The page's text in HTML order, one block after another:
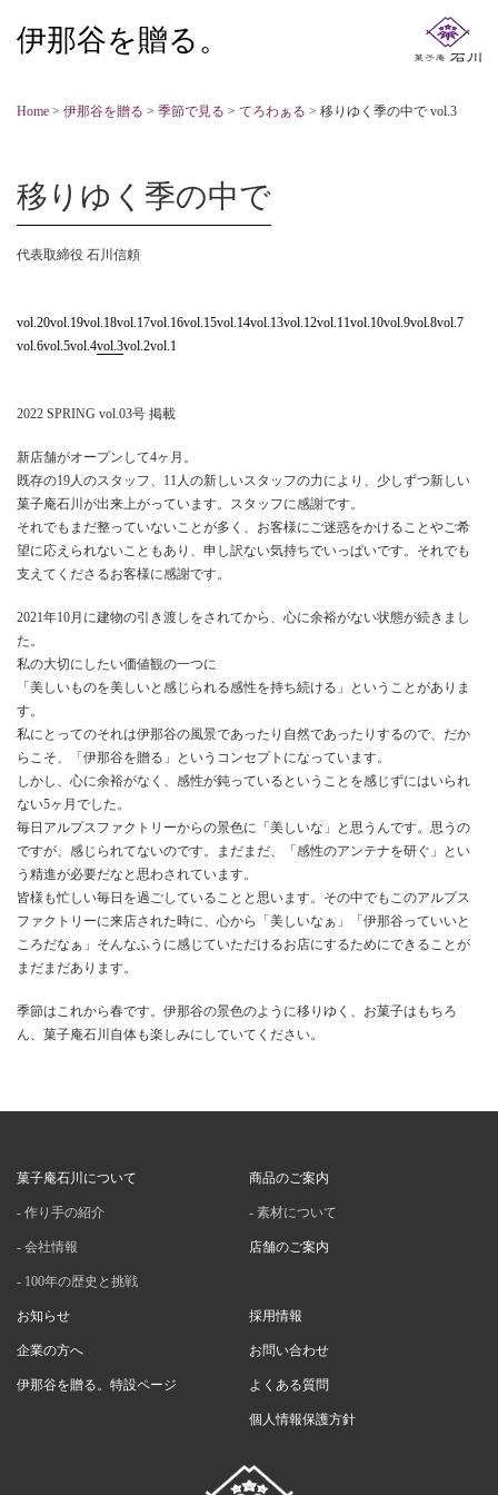
伊那谷を贈る。
Home > 伊那谷を贈る > 季節で見る > てろわぁる > 移りゆく季の中で vol.3
移りゆく季の中で
代表取締役 石川信頼
vol.20vol.19vol.18vol.17vol.16vol.15vol.14vol.13vol.12vol.11vol.10vol.9vol.8vol.7
vol.6vol.5vol.4vol.3vol.2vol.1
2022 SPRING vol.03号 掲載
新店舗がオープンして4ヶ月。
既存の19人のスタッフ、11人の新しいスタッフの力により、少しずつ新しい
菓子庵石川が出来上がっています。スタッフに感謝です。
それでもまだ整っていないことが多く、お客様にご迷惑をかけることやご希
望に応えられないこともあり、申し訳ない気持ちでいっぱいです。それでも
支えてくださるお客様に感謝です。
2021年10月に建物の引き渡しをされてから、心に余裕がない状態が続きまし
た。
私の大切にしたい価値観の一つに
「美しいものを美しいと感じられる感性を持ち続ける」ということがありま
す。
私にとってのそれは伊那谷の風景であったり自然であったりするので、だか
らこそ、「伊那谷を贈る」というコンセプトになっています。
しかし、心に余裕がなく、感性が鈍っているということを感じずにはいられ
ない5ヶ月でした。
毎日アルプスファクトリーからの景色に「美しいな」と思うんです。思うの
ですが、感じられてないのです。まだまだ、「感性のアンテナを研ぐ」とい
う精進が必要だなと思わされています。
皆様も忙しい毎日を過ごしていることと思います。その中でもこのアルプス
ファクトリーに来店された時に、心から「美しいなぁ」「伊那谷っていいと
ころだなぁ」そんなふうに感じていただけるお店にするためにできることが
まだまだあります。
季節はこれから春です。伊那谷の景色のように移りゆく、お菓子はもちろ
ん、菓子庵石川自体も楽しみにしていてください。
菓子庵石川について
作り手の紹介
会社情報
100年の歴史と挑戦
商品のご案内
素材について
店舗のご案内
お知らせ
企業の方へ
伊那谷を贈る。特設ページ
採用情報
お問い合わせ
よくある質問
個人情報保護方針